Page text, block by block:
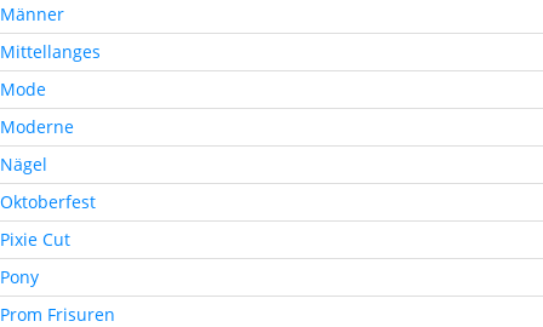
Männer
Mittellanges
Mode
Moderne
Nägel
Oktoberfest
Pixie Cut
Pony
Prom Frisuren